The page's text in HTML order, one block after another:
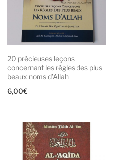
20 précieuses leçons
concernant les règles des plus
beaux noms d’Allah
6,00€